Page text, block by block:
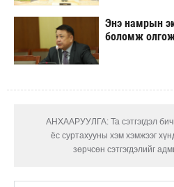
Энэ намрын
боломж
АНХААРУУЛГА: Та сэтгэгдэл
ёс суртахууны хэм хэмжээг
зөрчсөн сэтгэгдэлийг